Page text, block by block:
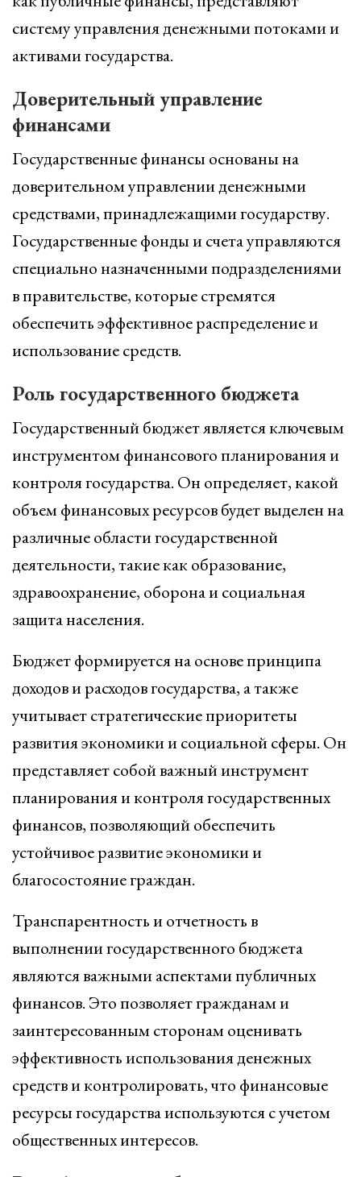
систему управления денежными потоками и
активами государства.
Доверительный управление
финансами
Государственные финансы основаны на
доверительном управлении денежными
средствами, принадлежащими государству.
Государственные фонды и счета управляются
специально назначенными подразделениями
в правительстве, которые стремятся
обеспечить эффективное распределение и
использование средств.
Роль государственного бюджета
Государственный бюджет является ключевым
инструментом финансового планирования и
контроля государства. Он определяет, какой
объем финансовых ресурсов будет выделен на
различные области государственной
деятельности, такие как образование,
здравоохранение, оборона и социальная
защита населения.
Бюджет формируется на основе принципа
доходов и расходов государства, а также
учитывает стратегические приоритеты
развития экономики и социальной сферы. Он
представляет собой важный инструмент
планирования и контроля государственных
финансов, позволяющий обеспечить
устойчивое развитие экономики и
благосостояние граждан.
Транспарентность и отчетность в
выполнении государственного бюджета
являются важными аспектами публичных
финансов. Это позволяет гражданам и
заинтересованным сторонам оценивать
эффективность использования денежных
средств и контролировать, что финансовые
ресурсы государства используются с учетом
общественных интересов.